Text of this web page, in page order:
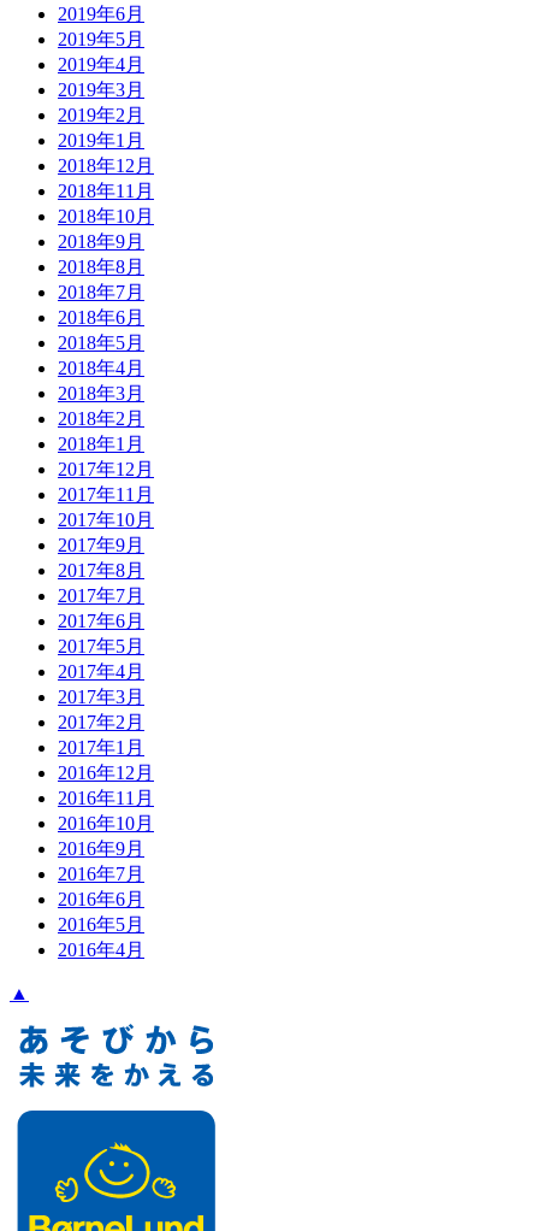
2019年6月
2019年5月
2019年4月
2019年3月
2019年2月
2019年1月
2018年12月
2018年11月
2018年10月
2018年9月
2018年8月
2018年7月
2018年6月
2018年5月
2018年4月
2018年3月
2018年2月
2018年1月
2017年12月
2017年11月
2017年10月
2017年9月
2017年8月
2017年7月
2017年6月
2017年5月
2017年4月
2017年3月
2017年2月
2017年1月
2016年12月
2016年11月
2016年10月
2016年9月
2016年7月
2016年6月
2016年5月
2016年4月
▲